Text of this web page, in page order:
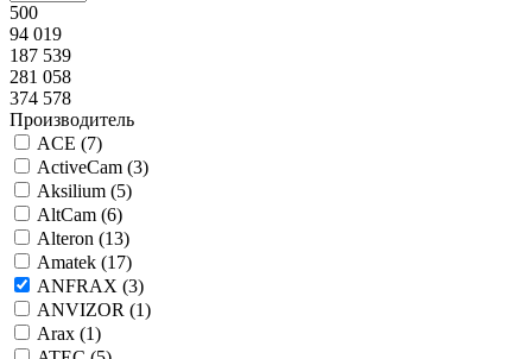
500
94 019
187 539
281 058
374 578
Производитель
ACE (7)
ActiveCam (3)
Aksilium (5)
AltCam (6)
Alteron (13)
Amatek (17)
ANFRAX (3)
ANVIZOR (1)
Arax (1)